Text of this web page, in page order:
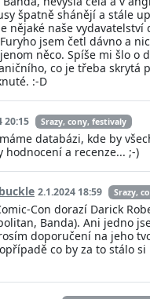
špatně shánějí a stále
nějaké naše vydavatelství
jsem četl dávno a
něco. Spíše mi šlo o
co je třeba skrytá
:-D
20:15 Srazy, cony, festivaly
databázi, kde by
hodnocení a recenze... ;-)
2.1.2024 18:59 Srazy,
Con dorazí Darick
Banda). Ani jedno
doporučení na jeho
co by za to stálo si